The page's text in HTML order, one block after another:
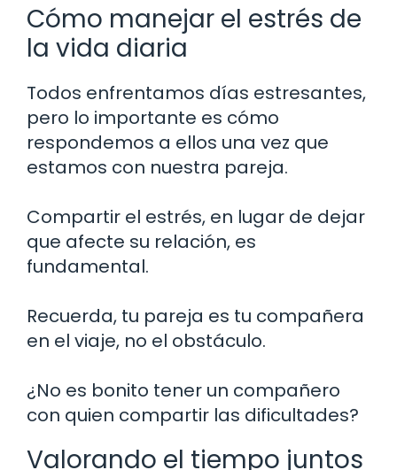
Cómo manejar el estrés de
la vida diaria
Todos enfrentamos días estresantes,
pero lo importante es cómo
respondemos a ellos una vez que
estamos con nuestra pareja.
Compartir el estrés, en lugar de dejar
que afecte su relación, es
fundamental.
Recuerda, tu pareja es tu compañera
en el viaje, no el obstáculo.
¿No es bonito tener un compañero
con quien compartir las dificultades?
Valorando el tiempo juntos